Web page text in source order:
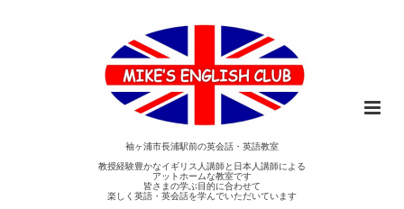
袖ヶ浦市長浦駅前の英会話・英語教室
教授経験豊かなイギリス人講師と日本人講師による
アットホームな教室です
皆さまの学ぶ目的に合わせて
楽しく英語・英会話を学んでいただいています